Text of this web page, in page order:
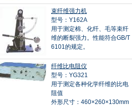
束纤维强力机
型号：Y162A
用于测定棉、化纤、毛等束纤
维的断裂强力。性能符合GB/T
6101的规定。
纤维比电阻仪
型号：YG321
用于测定各种化学纤维的比电
阻值
外形尺寸：460×260×130mm